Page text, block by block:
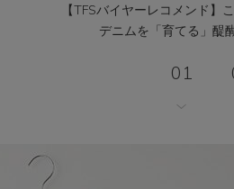
【TFSバイヤーレコメンド
デニムを「育てる」醍
01